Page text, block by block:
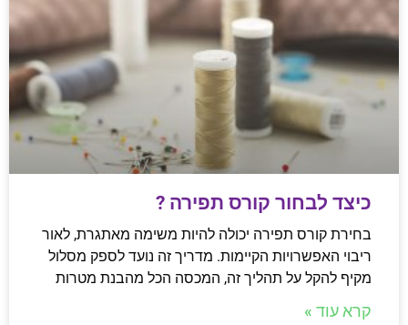
כיצד לבחור קורס תפירה ?
בחירת קורס תפירה יכולה להיות משימה מאתגרת, לאור
ריבוי האפשרויות הקיימות. מדריך זה נועד לספק מסלול
מקיף להקל על תהליך זה, המכסה הכל מהבנת מטרות
קרא עוד »